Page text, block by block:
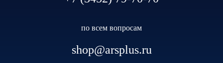
по всем вопросам
shop@arsplus.ru